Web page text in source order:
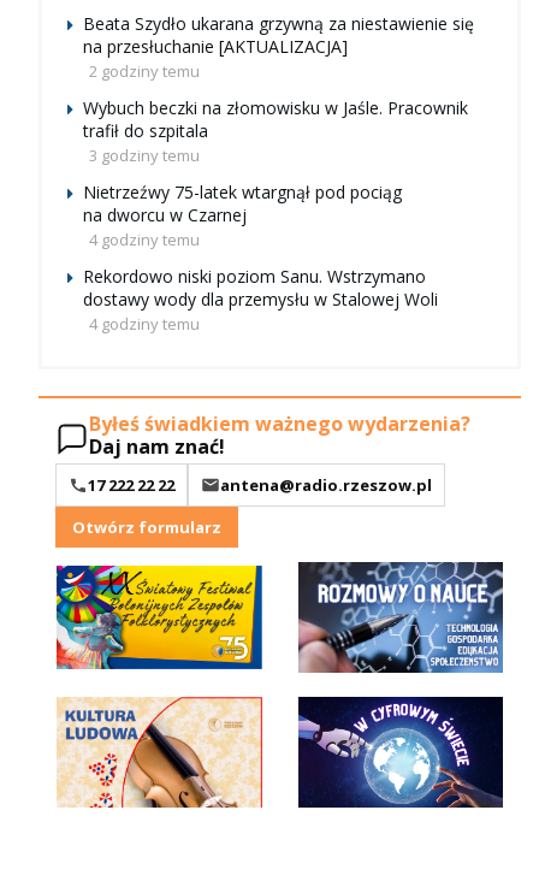
Beata Szydło ukarana grzywną za niestawienie się
na przesłuchanie [AKTUALIZACJA]
2 godziny temu
Wybuch beczki na złomowisku w Jaśle. Pracownik
trafił do szpitala
3 godziny temu
Nietrzeźwy 75-latek wtargnął pod pociąg
na dworcu w Czarnej
4 godziny temu
Rekordowo niski poziom Sanu. Wstrzymano
dostawy wody dla przemysłu w Stalowej Woli
4 godziny temu
Byłeś świadkiem ważnego wydarzenia?
Daj nam znać!
17 222 22 22
antena@radio.rzeszow.pl
Otwórz formularz